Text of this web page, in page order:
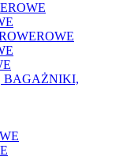
BAGAŻNIKI,